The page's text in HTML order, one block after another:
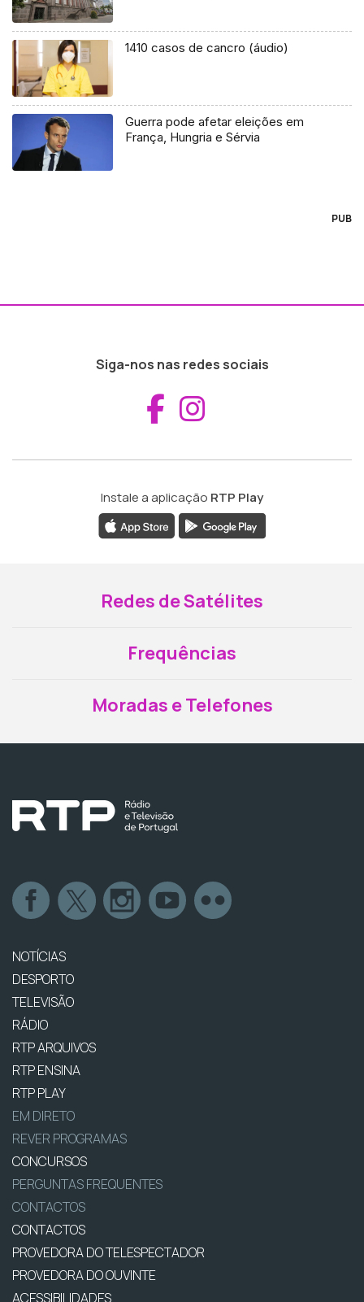
1410 casos de cancro (áudio)
Guerra pode afetar eleições em
França, Hungria e Sérvia
PUB
Siga-nos nas redes sociais
Aceder ao
Instale a aplicação RTP Play
Redes de Satélites
Frequências
Moradas e Telefones
NOTÍCIAS
DESPORTO
TELEVISÃO
RÁDIO
RTP ARQUIVOS
RTP ENSINA
RTP PLAY
EM DIRETO
REVER PROGRAMAS
CONCURSOS
PERGUNTAS FREQUENTES
CONTACTOS
CONTACTOS
PROVEDORA DO TELESPECTADOR
PROVEDORA DO OUVINTE
ACESSIBILIDADES